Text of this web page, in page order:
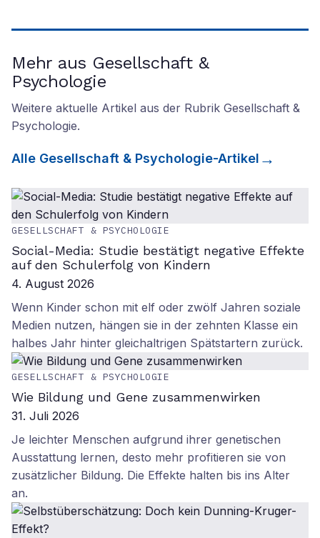
Mehr aus Gesellschaft &
Psychologie
Weitere aktuelle Artikel aus der Rubrik Gesellschaft &
Psychologie.
Alle Gesellschaft & Psychologie-Artikel
GESELLSCHAFT & PSYCHOLOGIE
Social-Media: Studie bestätigt negative Effekte
auf den Schulerfolg von Kindern
4. August 2026
Wenn Kinder schon mit elf oder zwölf Jahren soziale
Medien nutzen, hängen sie in der zehnten Klasse ein
halbes Jahr hinter gleichaltrigen Spätstartern zurück.
GESELLSCHAFT & PSYCHOLOGIE
Wie Bildung und Gene zusammenwirken
31. Juli 2026
Je leichter Menschen aufgrund ihrer genetischen
Ausstattung lernen, desto mehr profitieren sie von
zusätzlicher Bildung. Die Effekte halten bis ins Alter
an.